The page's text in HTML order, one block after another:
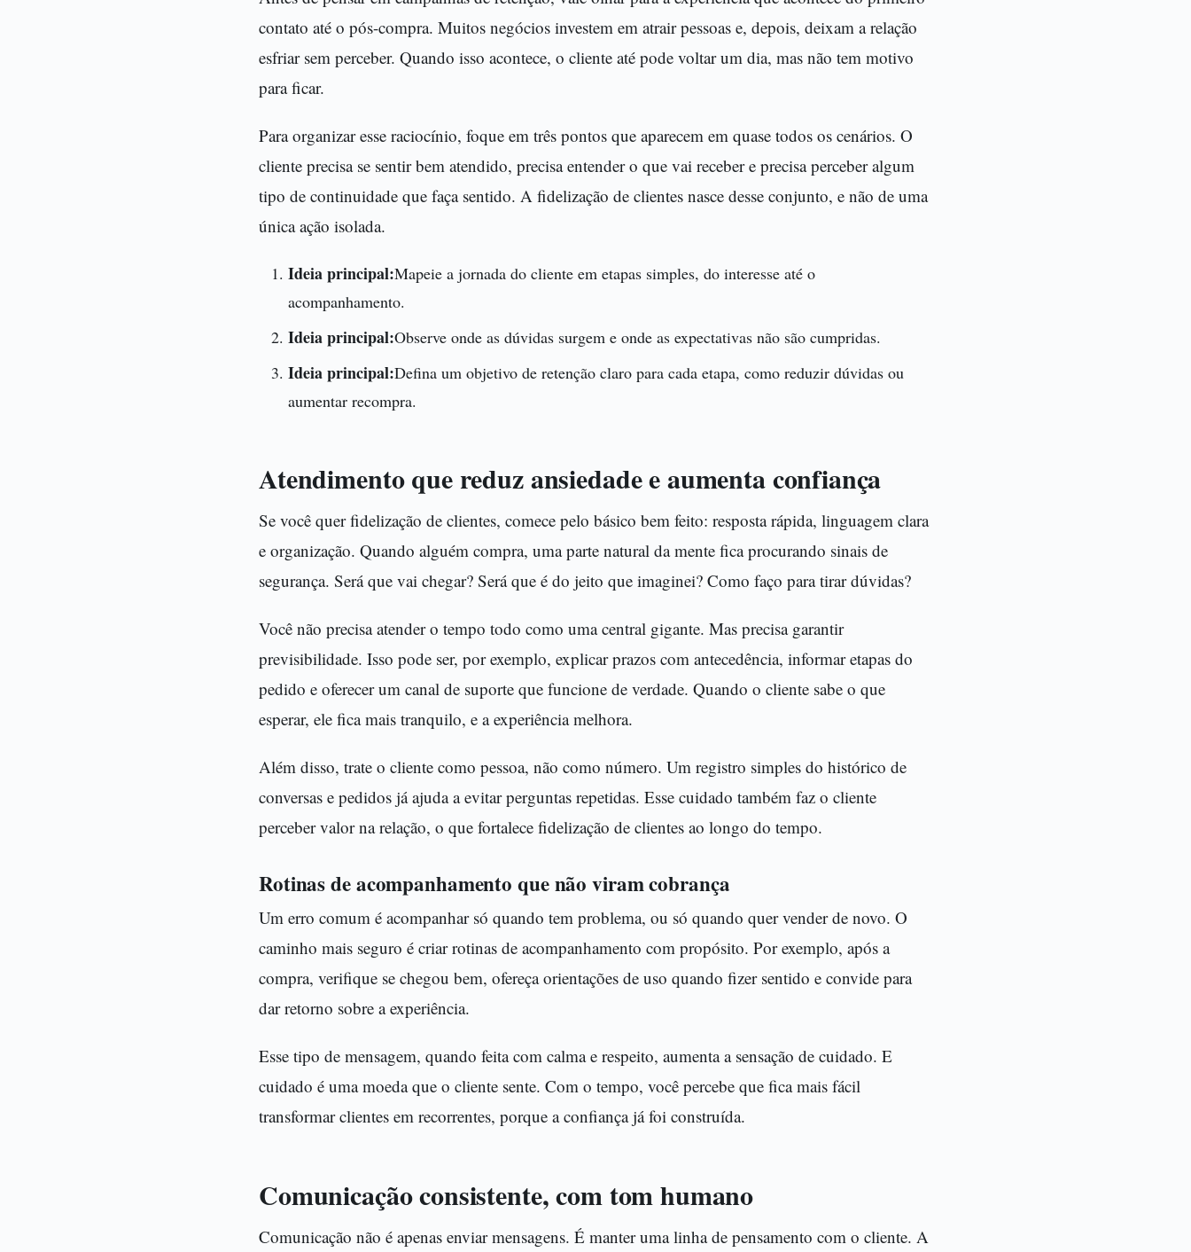
contato até o pós-compra. Muitos negócios investem em atrair pessoas e, depois, deixam a relação
esfriar sem perceber. Quando isso acontece, o cliente até pode voltar um dia, mas não tem motivo
para ficar.
Para organizar esse raciocínio, foque em três pontos que aparecem em quase todos os cenários. O
cliente precisa se sentir bem atendido, precisa entender o que vai receber e precisa perceber algum
tipo de continuidade que faça sentido. A fidelização de clientes nasce desse conjunto, e não de uma
única ação isolada.
Ideia principal:Mapeie a jornada do cliente em etapas simples, do interesse até o
acompanhamento.
Ideia principal:Observe onde as dúvidas surgem e onde as expectativas não são cumpridas.
Ideia principal:Defina um objetivo de retenção claro para cada etapa, como reduzir dúvidas ou
aumentar recompra.
Atendimento que reduz ansiedade e aumenta confiança
Se você quer fidelização de clientes, comece pelo básico bem feito: resposta rápida, linguagem clara
e organização. Quando alguém compra, uma parte natural da mente fica procurando sinais de
segurança. Será que vai chegar? Será que é do jeito que imaginei? Como faço para tirar dúvidas?
Você não precisa atender o tempo todo como uma central gigante. Mas precisa garantir
previsibilidade. Isso pode ser, por exemplo, explicar prazos com antecedência, informar etapas do
pedido e oferecer um canal de suporte que funcione de verdade. Quando o cliente sabe o que
esperar, ele fica mais tranquilo, e a experiência melhora.
Além disso, trate o cliente como pessoa, não como número. Um registro simples do histórico de
conversas e pedidos já ajuda a evitar perguntas repetidas. Esse cuidado também faz o cliente
perceber valor na relação, o que fortalece fidelização de clientes ao longo do tempo.
Rotinas de acompanhamento que não viram cobrança
Um erro comum é acompanhar só quando tem problema, ou só quando quer vender de novo. O
caminho mais seguro é criar rotinas de acompanhamento com propósito. Por exemplo, após a
compra, verifique se chegou bem, ofereça orientações de uso quando fizer sentido e convide para
dar retorno sobre a experiência.
Esse tipo de mensagem, quando feita com calma e respeito, aumenta a sensação de cuidado. E
cuidado é uma moeda que o cliente sente. Com o tempo, você percebe que fica mais fácil
transformar clientes em recorrentes, porque a confiança já foi construída.
Comunicação consistente, com tom humano
Comunicação não é apenas enviar mensagens. É manter uma linha de pensamento com o cliente. A